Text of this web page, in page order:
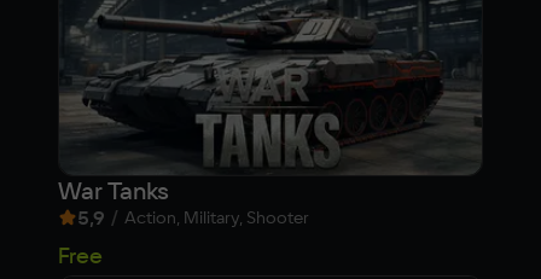
War Tanks
5,9 / Action, Military, Shooter
Free